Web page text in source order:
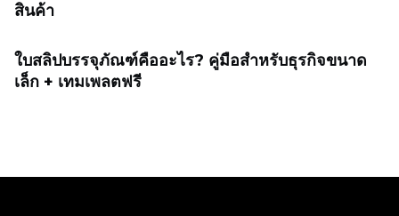
สินค้า
ใบสลิปบรรจุภัณฑ์คืออะไร? คู่มือสำหรับธุรกิจขนาด
เล็ก + เทมเพลตฟรี